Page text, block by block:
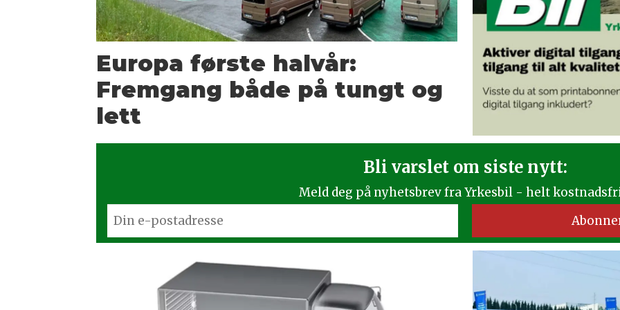
Europa første halvår:
Fremgang både på tungt og
lett
Bli varslet om siste nytt:
Meld deg på nyhetsbrev fra Yrkesbil - helt